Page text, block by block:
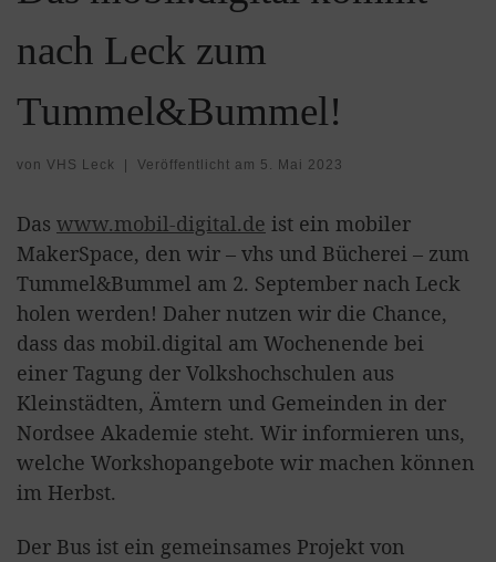
nach Leck zum
Tummel&Bummel!
von VHS Leck | Veröffentlicht am 5. Mai 2023
Das www.mobil-digital.de ist ein mobiler
MakerSpace, den wir – vhs und Bücherei – zum
Tummel&Bummel am 2. September nach Leck
holen werden! Daher nutzen wir die Chance,
dass das mobil.digital am Wochenende bei
einer Tagung der Volkshochschulen aus
Kleinstädten, Ämtern und Gemeinden in der
Nordsee Akademie steht. Wir informieren uns,
welche Workshopangebote wir machen können
im Herbst.
Der Bus ist ein gemeinsames Projekt von